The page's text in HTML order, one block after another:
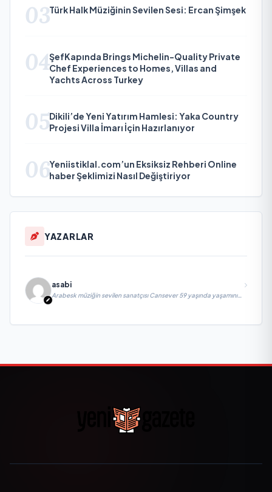
03Türk Halk Müziğinin Sevilen Sesi: Ercan Şimşek
04ŞefKapında Brings Michelin-Quality Private
Chef Experiences to Homes, Villas and
Yachts Across Turkey
05Dikili’de Yeni Yatırım Hamlesi: Yaka Country
Projesi Villa İmarı İçin Hazırlanıyor
06Yeniistiklal.com’un Eksiksiz Rehberi Online
haber Şeklimizi Nasıl Değiştiriyor
YAZARLAR
asabi
Arabesk müziğin sevilen sanatçısı Cansever 59 yaşında yaşamını
yitirdi